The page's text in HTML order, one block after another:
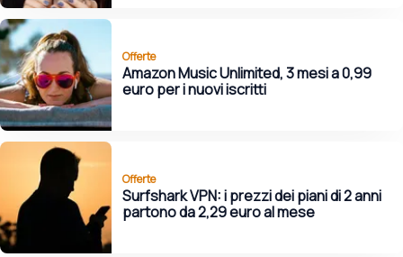
Offerte
Amazon Music Unlimited, 3 mesi a 0,99
euro per i nuovi iscritti
Offerte
Surfshark VPN: i prezzi dei piani di 2 anni
partono da 2,29 euro al mese